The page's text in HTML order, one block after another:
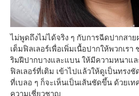
ไม่พูดถึงไม่ได้จริง ๆ กับการฉีดปากสาย
เต็มฟิลเลอร์เพื่อเพิ่มเนื้อปากให้พวกเร
ริมฝีปากบางและแบน ให้มีความหนาแ
ฟิลเลอร์ที่เติม เข้าไปแล้วให้ดูเป็นทรง
ที่เบลอ ๆ ก็จะเห็นเป็นเส้นชัดขึ้น ด้วยเ
ความเชี่ยวชาญ